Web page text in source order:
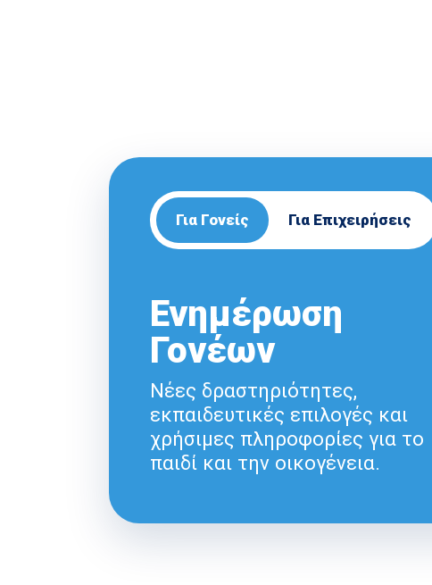
Για Γονείς Για Επιχειρήσεις
Ενημέρωση
Γονέων
Νέες δραστηριότητες,
εκπαιδευτικές επιλογές και
χρήσιμες πληροφορίες για το
παιδί και την οικογένεια.